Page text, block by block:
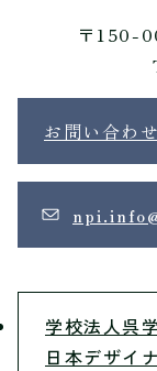
〒150-
お問い合わせ
学校法人呉
日本デザイ